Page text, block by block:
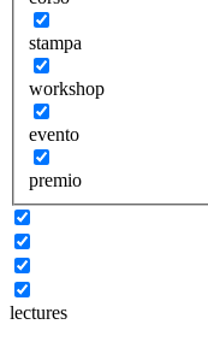
stampa
workshop
evento
premio
lectures